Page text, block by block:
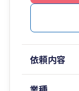
依頼内容